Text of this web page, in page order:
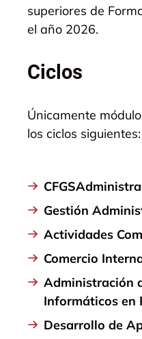
superiores de
el año 2026.
Ciclos
Únicamente
los ciclos siguientes:
CFGS
Gestión
Actividades
Comercio
Administración
Informáticos en
Desarrollo de